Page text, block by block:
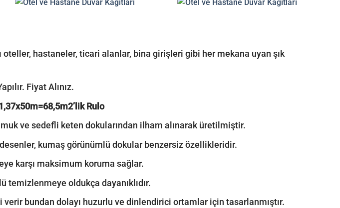
oteller, hastaneler, ticari alanlar, bina girişleri gibi her mekana uyan şık
Fiyat Alınız.
Rulo
ve sedefli keten dokularından ilham alınarak üretilmiştir.
kumaş görünümlü dokular benzersiz özellikleridir.
karşı maksimum koruma sağlar.
temizlenmeye oldukça dayanıklıdır.
bundan dolayı huzurlu ve dinlendirici ortamlar için tasarlanmıştır.